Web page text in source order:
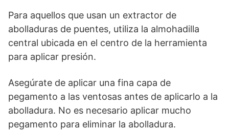
Para aquellos que usan un extractor de
abolladuras de puentes, utiliza la almohadilla
central ubicada en el centro de la herramienta
para aplicar presión.
Asegúrate de aplicar una fina capa de
pegamento a las ventosas antes de aplicarlo a la
abolladura. No es necesario aplicar mucho
pegamento para eliminar la abolladura.